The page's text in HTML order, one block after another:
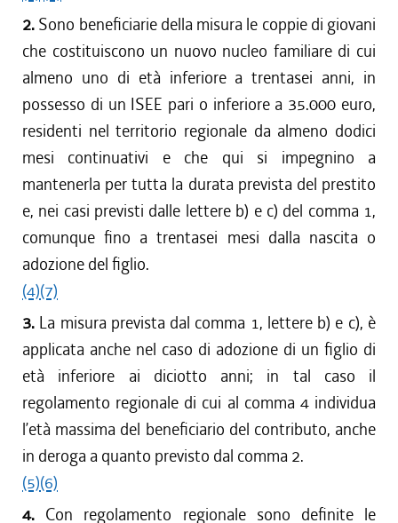
2. Sono beneficiarie della misura le coppie di giovani
che costituiscono un nuovo nucleo familiare di cui
almeno uno di età inferiore a trentasei anni, in
possesso di un ISEE pari o inferiore a 35.000 euro,
residenti nel territorio regionale da almeno dodici
mesi continuativi e che qui si impegnino a
mantenerla per tutta la durata prevista del prestito
e, nei casi previsti dalle lettere b) e c) del comma 1,
comunque fino a trentasei mesi dalla nascita o
adozione del figlio.
(4)(7)
3. La misura prevista dal comma 1, lettere b) e c), è
applicata anche nel caso di adozione di un figlio di
età inferiore ai diciotto anni; in tal caso il
regolamento regionale di cui al comma 4 individua
l’età massima del beneficiario del contributo, anche
in deroga a quanto previsto dal comma 2.
(5)(6)
4. Con regolamento regionale sono definite le